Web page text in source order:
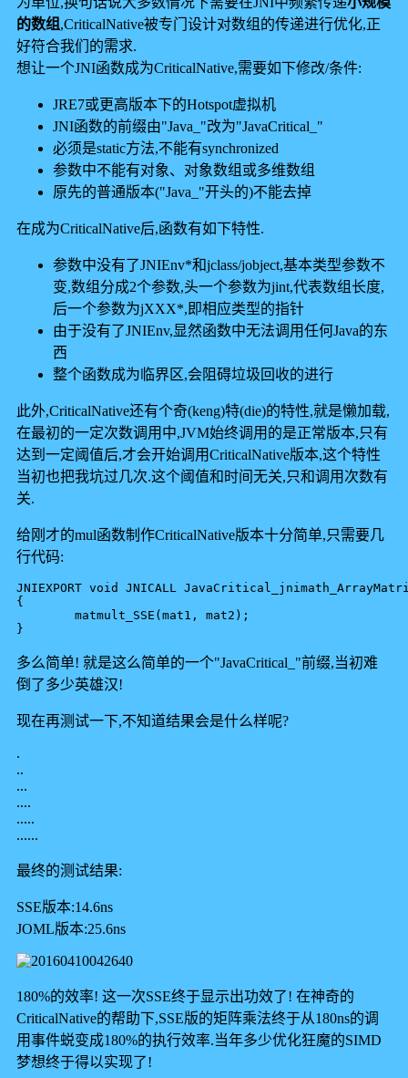
的数组 ,CriticalNative被专门设计对数组的传递进行优化,正
好符合我们的需求.
想让一个JNI函数成为CriticalNative,需要如下修改/条件:
JRE7或更高版本下的Hotspot虚拟机
JNI函数的前缀由"Java_"改为"JavaCritical_"
必须是static方法,不能有synchronized
参数中不能有对象、对象数组或多维数组
原先的普通版本("Java_"开头的)不能去掉
在成为CriticalNative后,函数有如下特性.
参数中没有了JNIEnv*和jclass/jobject,基本类型参数不
变,数组分成2个参数,头一个参数为jint,代表数组长度,
后一个参数为jXXX*,即相应类型的指针
由于没有了JNIEnv,显然函数中无法调用任何Java的东
西
整个函数成为临界区,会阻碍垃圾回收的进行
此外,CriticalNative还有个奇(keng)特(die)的特性,就是懒加载,
在最初的一定次数调用中,JVM始终调用的是正常版本,只有
达到一定阈值后,才会开始调用CriticalNative版本,这个特性
当初也把我坑过几次.这个阈值和时间无关,只和调用次数有
关.
给刚才的mul函数制作CriticalNative版本十分简单,只需要几
行代码:
JNIEXPORT void JNICALL
{
多么简单! 就是这么简单的一个"JavaCritical_"前缀,当初难
倒了多少英雄汉!
现在再测试一下,不知道结果会是什么样呢?
.
..
...
....
.....
......
最终的测试结果:
SSE版本:14.6ns
JOML版本:25.6ns
180%的效率! 这一次SSE终于显示出功效了! 在神奇的
CriticalNative的帮助下,SSE版的矩阵乘法终于从180ns的调
用事件蜕变成180%的执行效率.当年多少优化狂魔的SIMD
梦想终于得以实现了!